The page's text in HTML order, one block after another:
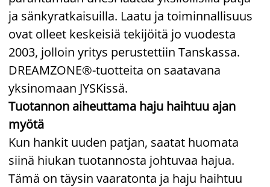
ja sänkyratkaisuilla. Laatu ja toiminnallisuus
ovat olleet keskeisiä tekijöitä jo vuodesta
2003, jolloin yritys perustettiin Tanskassa.
DREAMZONE®-tuotteita on saatavana
yksinomaan JYSKissä.
Tuotannon aiheuttama haju haihtuu ajan
myötä
Kun hankit uuden patjan, saatat huomata
siinä hiukan tuotannosta johtuvaa hajua.
Tämä on täysin vaaratonta ja haju haihtuu